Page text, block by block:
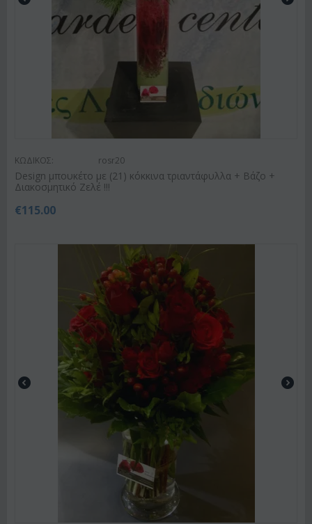
ΚΩΔΙΚΟΣ: rosr20
Design μπουκέτο με (21) κόκκινα τριαντάφυλλα + Βάζο +
Διακοσμητικό Ζελέ !!!
€115.00